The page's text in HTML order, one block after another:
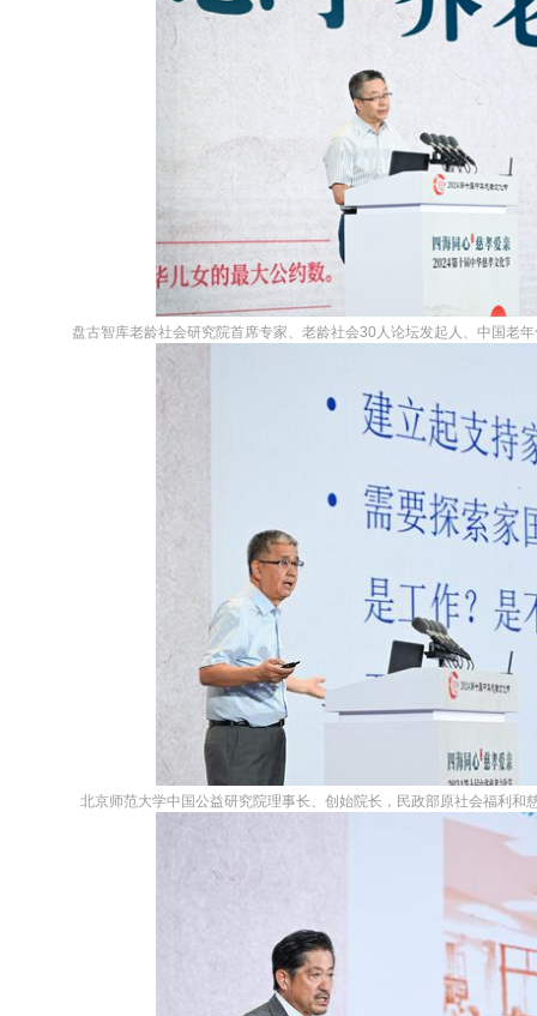
盘古智库老龄社会研究院首席专家、老龄社会30人论坛发起人、中国老年
北京师范大学中国公益研究院理事长、创始院长，民政部原社会福利和